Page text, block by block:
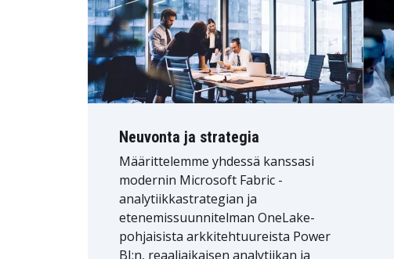
Neuvonta ja strategia
Määrittelemme yhdessä kanssasi
modernin Microsoft Fabric -
analytiikkastrategian ja
etenemissuunnitelman OneLake-
pohjaisista arkkitehtuureista Power
BI:n, reaaliaikaisen analytiikan ja